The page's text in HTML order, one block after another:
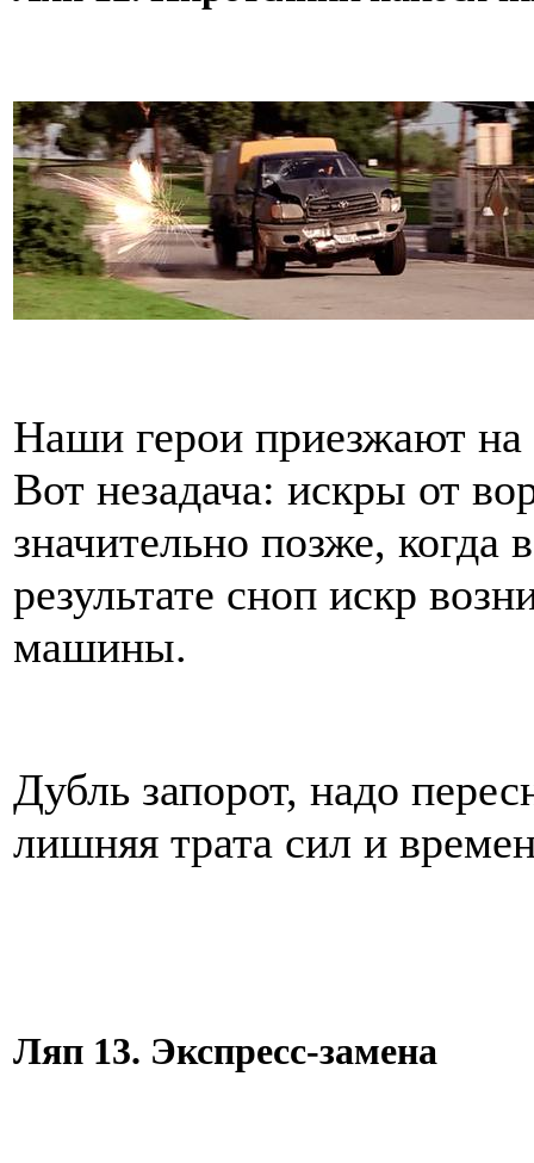
Наши герои приезжают
Вот незадача: искры от
значительно позже,
результате сноп искр
машины.
Дубль запорот, надо
лишняя трата сил и
Ляп 13. Экспресс-замена